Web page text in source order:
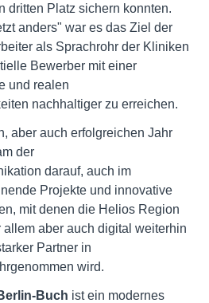
dritten Platz sichern konnten.
anders" war es das Ziel der
als Sprachrohr der Kliniken
Bewerber mit einer
und realen
nachhaltiger zu erreichen.
aber auch erfolgreichen Jahr
der
darauf, auch im
Projekte und innovative
mit denen die Helios Region
aber auch digital weiterhin
Partner in
wird.
Buch ist ein modernes